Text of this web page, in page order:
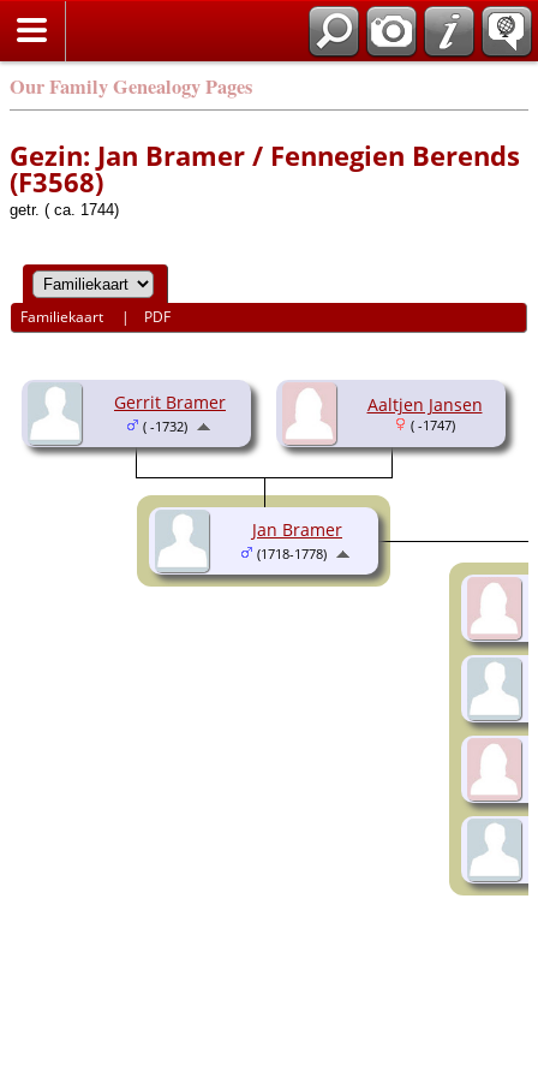
Our Family Genealogy Pages
Gezin: Jan Bramer / Fennegien Berends
(F3568)
getr. ( ca. 1744)
Familiekaart | PDF
Gerrit Bramer
( -1732)
Aaltjen Jansen
( -1747)
Jan Bramer
(1718-1778)